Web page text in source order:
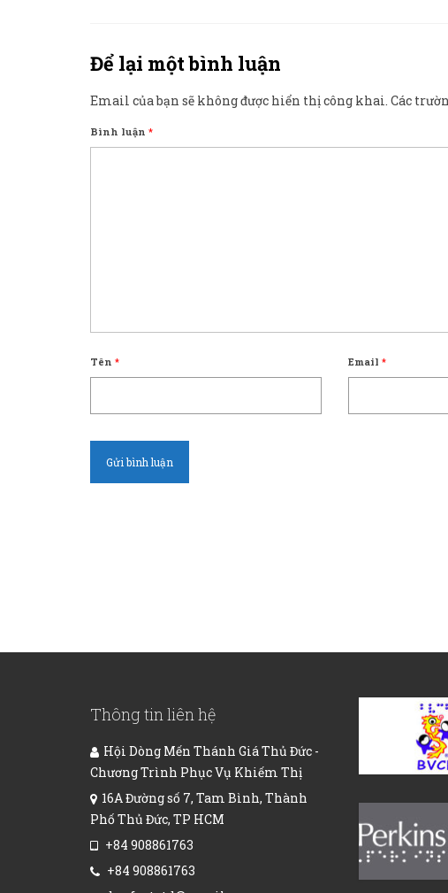
Để lại một bình luận
Email của bạn sẽ không được hiển thị công khai. Các
Bình luận *
Tên * Email*
Thông tin liên hệ
Hội Dòng Mến Thánh Giá Thủ Đức -
Chương Trình Phục Vụ Khiếm Thị
16A Đường số 7, Tam Bình, Thành
Phố Thủ Đức, TP HCM
+84 908861763
+84 908861763